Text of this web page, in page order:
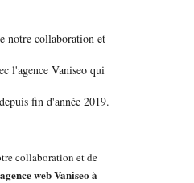
collaboration et de
agence web Vaniseo à